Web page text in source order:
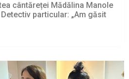
cântăreței Mădălina Manole
particular: „Am găsit